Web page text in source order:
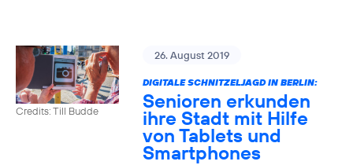
Credits: Till Budde
26. August 2019
DIGITALE SCHNITZELJAGD IN BERLIN:
Senioren erkunden
ihre Stadt mit Hilfe
von Tablets und
Smartphones